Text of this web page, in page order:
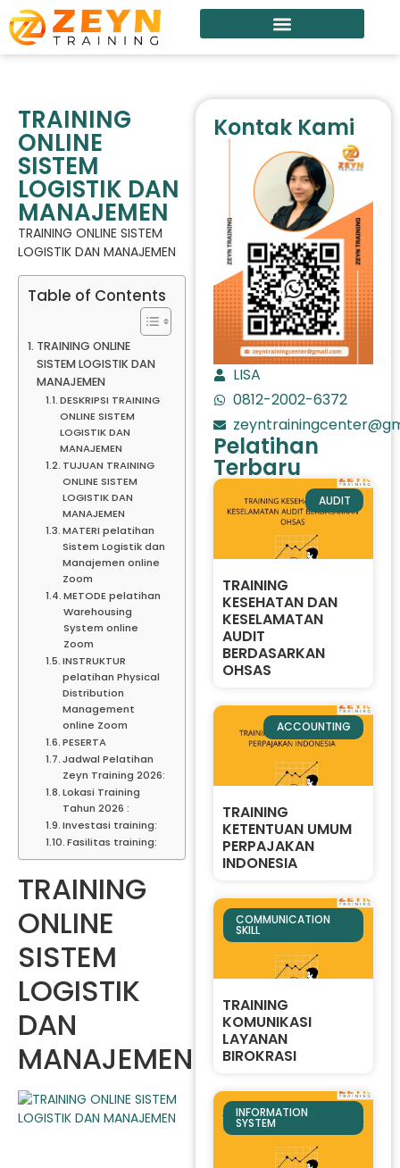
TRAINING
ONLINE
SISTEM
LOGISTIK DAN
MANAJEMEN
TRAINING ONLINE SISTEM
LOGISTIK DAN MANAJEMEN
Table of Contents
TRAINING ONLINE
SISTEM LOGISTIK DAN
MANAJEMEN
DESKRIPSI TRAINING
ONLINE SISTEM
LOGISTIK DAN
MANAJEMEN
TUJUAN TRAINING
ONLINE SISTEM
LOGISTIK DAN
MANAJEMEN
MATERI pelatihan
Sistem Logistik dan
Manajemen online
Zoom
METODE pelatihan
Warehousing
System online
Zoom
INSTRUKTUR
pelatihan Physical
Distribution
Management
online Zoom
PESERTA
Jadwal Pelatihan
Zeyn Training 2026:
Lokasi Training
Tahun 2026 :
Investasi training:
Fasilitas training:
TRAINING
ONLINE
SISTEM
LOGISTIK
DAN
MANAJEMEN
Kontak Kami
LISA
0812-2002-6372
Pelatihan
Terbaru
AUDIT
TRAINING
KESEHATAN DAN
KESELAMATAN
AUDIT
BERDASARKAN
OHSAS
ACCOUNTING
TRAINING
KETENTUAN UMUM
PERPAJAKAN
INDONESIA
COMMUNICATION
SKILL
TRAINING
KOMUNIKASI
LAYANAN
BIROKRASI
INFORMATION
SYSTEM